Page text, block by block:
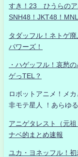
すき！23 ひうらのア
SNH48！JKT48！
タダッフル！ネトゲ
パワーズ！
・ハゲッフル！哀愁
ゲっTEL？
ロボットアニメ！メ
非モテ星人 ！あらゆ
アニゲタレスト（元
ナベ的まとめ速報
ユカ・ヨネッフル！